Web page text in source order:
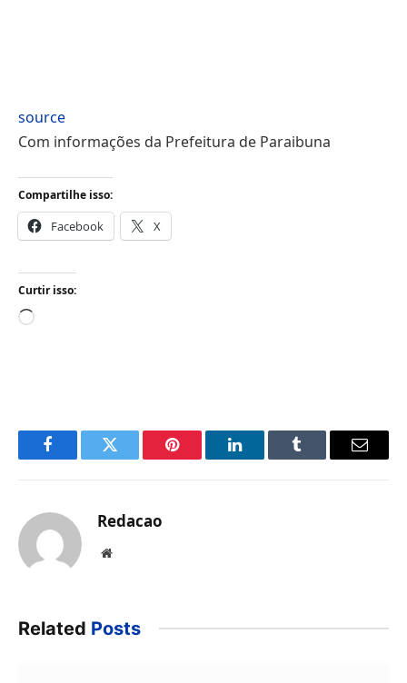
source
Com informações da Prefeitura de Paraibuna
Compartilhe isso:
Facebook X
Curtir isso:
Carregando...
FacebookTwitter Pinterest LinkedInTumblr Email
Redacao
Website
Related Posts